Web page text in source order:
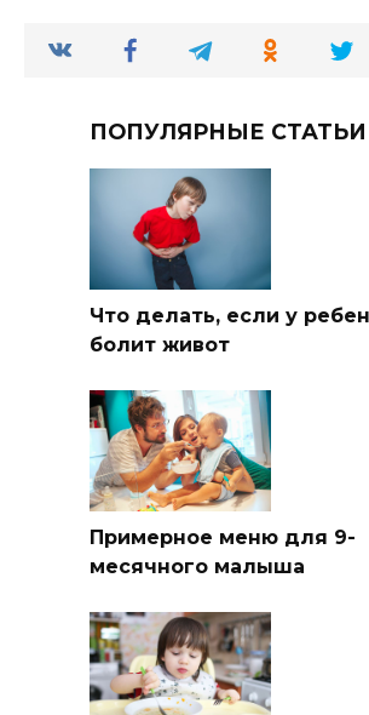
ПОПУЛЯРНЫЕ СТАТЬИ
Что делать, если у
болит живот
Примерное меню для 9-
месячного малыша